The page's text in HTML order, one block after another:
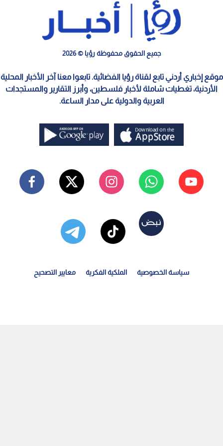
جميع الحقوق محفوظة رؤيا © 2026
موقع إخباري أردني تابع لقناة رؤيا الفضائية. تابعوا معنا آخر الأخبار المحلية
الأردنية، تغطيات شاملة لأخبار فلسطين، وأبرز التقارير والمستجدات
العربية والدولية على مدار الساعة.
سياسة الخصوصية الملكية الفكرية معايير التصحيح